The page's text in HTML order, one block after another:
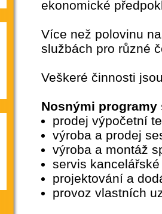
ekonomické
Více než polovinu
službách pro různé
Veškeré činnosti
Nosnými
prodej výpočetní
výroba a prodej
výroba a montáž
servis
projektování a
provoz vlastních